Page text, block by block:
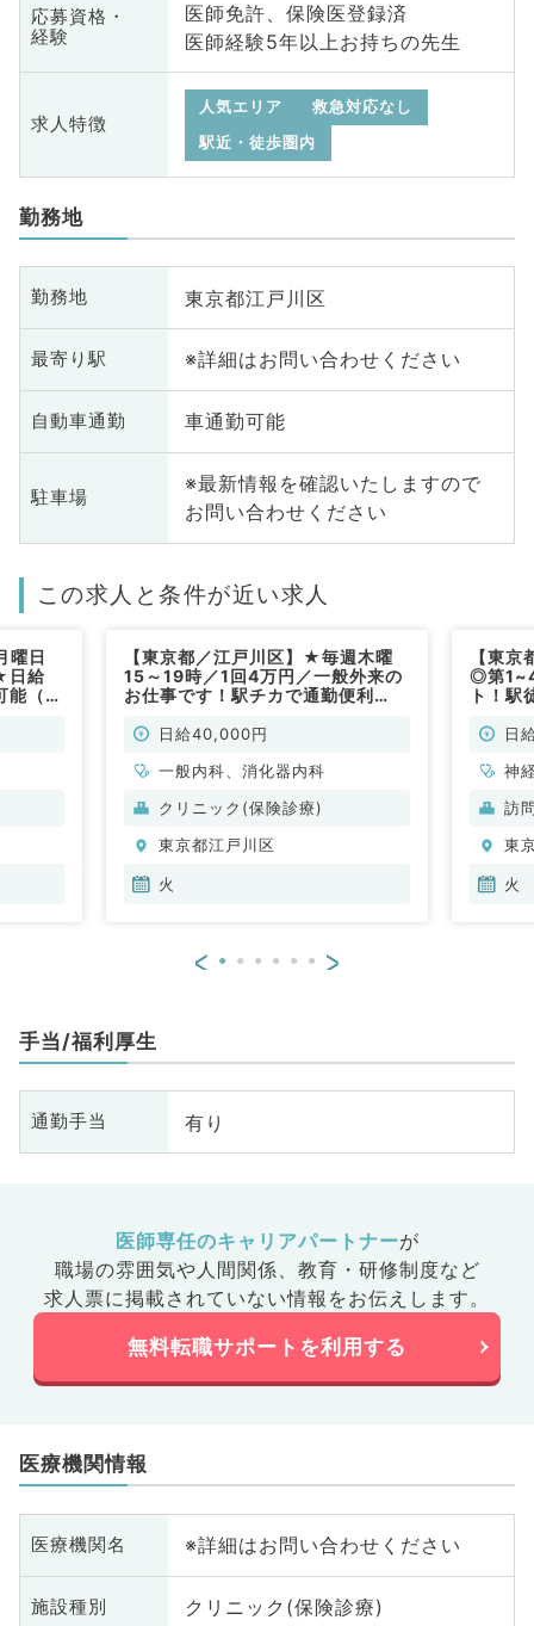
応募資格・
経験
医師免許、保険医登録済
医師経験5年以上お持ちの先生
求人特徴
人気エリア
救急対応なし
駅近・徒歩圏内
勤務地
勤務地 東京都江戸川区
最寄り駅 ※詳細はお問い合わせください
自動車通勤 車通勤可能
駐車場
※最新情報を確認いたしますので
お問い合わせください
この求人と条件が近い求人
曜日
日給
（一
【東京都／江戸川区】★毎週木曜
15～19時／1回4万円／一般外来の
お仕事です！駅チカで通勤便利
日給40,000円
一般内科、消化器内科
クリニック(保険診療)
東京都江戸川区
火
【東
◎第
ト！駅
勤） 日
神
科
臓
原
訪
東
火
< >
手当/福利厚生
通勤手当 有り
医師専任のキャリアパートナーが
職場の雰囲気や人間関係、 教育・研修制度など
求人票に掲載されていない情報をお伝えします。
無料転職サポートを利用する
医療機関情報
医療機関名 ※詳細はお問い合わせください
施設種別 クリニック(保険診療)